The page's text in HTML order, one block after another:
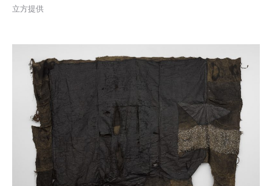
立方提供